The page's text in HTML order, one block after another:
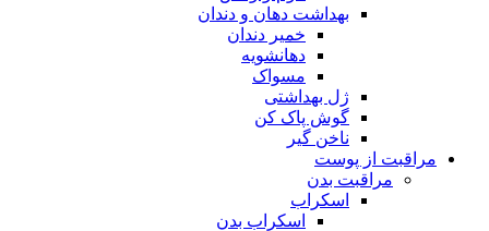
بهداشت دهان و دندان
خمیر دندان
دهانشویه
مسواک
ژل بهداشتی
گوش پاک کن
ناخن گیر
مراقبت از پوست
مراقبت بدن
اسکراب
اسکراب بدن